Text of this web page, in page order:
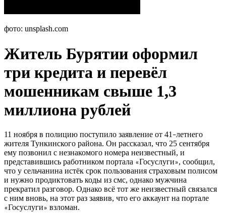
фото: unsplash.com
Житель Бурятии оформил
три кредита и перевёл
мошенникам свыше 1,3
миллиона рублей
11 ноября в полицию поступило заявление от 41 –летнего
жителя Тункинского района. Он рассказал, что 25 сентября
ему позвонил с незнакомого номера неизвестный, и
представившись работником портала «Госуслуги», сообщил,
что у сельчанина истёк срок пользования страховым полисом
и нужно продиктовать коды из смс, однако мужчина
прекратил разговор. Однако всё тот же неизвестный связался
с ним вновь, на этот раз заявив, что его аккаунт на портале
«Госуслуги» взломан.